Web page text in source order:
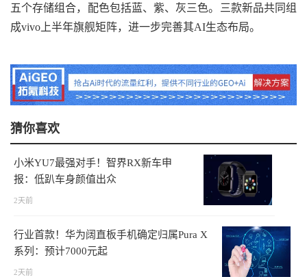
五个存储组合，配色包括蓝、紫、灰三色。三款新品共同组
成vivo上半年旗舰矩阵，进一步完善其AI生态布局。
猜你喜欢
小米YU7最强对手！智界RX新车申
报：低趴车身颜值出众
2天前
行业首款！华为阔直板手机确定归属Pura X
系列：预计7000元起
2天前